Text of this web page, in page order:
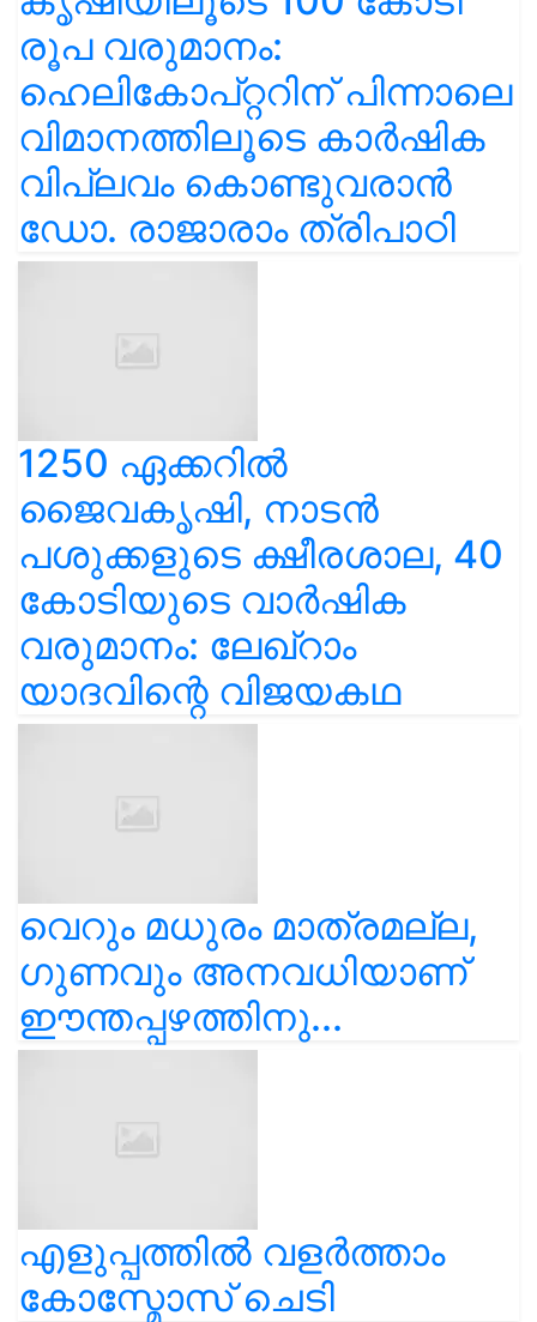
രൂപ വരുമാനം:
ഹെലികോപ്റ്ററിന് പിന്നാലെ
വിമാനത്തിലൂടെ കാർഷിക
വിപ്ലവം കൊണ്ടുവരാൻ
ഡോ. രാജാരാം ത്രിപാഠി
1250 ഏക്കറിൽ
ജൈവകൃഷി, നാടൻ
പശുക്കളുടെ ക്ഷീരശാല, 40
കോടിയുടെ വാർഷിക
വരുമാനം: ലേഖ്‌റാം
യാദവിന്റെ വിജയകഥ
വെറും മധുരം മാത്രമല്ല,
ഗുണവും അനവധിയാണ്
ഈന്തപ്പഴത്തിനു...
എളുപ്പത്തിൽ വളർത്താം
കോസ്മോസ് ചെടി